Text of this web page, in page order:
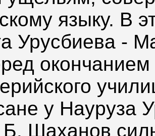
языку. В
Урусбиева -
у Науруза
Б. Шаханов